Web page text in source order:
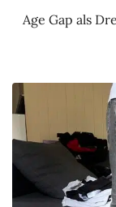
Age Gap als